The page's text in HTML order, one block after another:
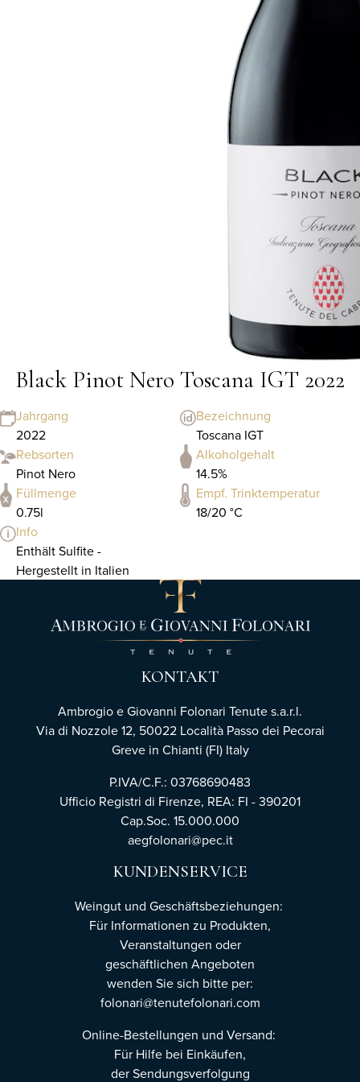
Black Pinot Nero Toscana IGT 2022
Jahrgang
2022
Bezeichnung
Toscana IGT
Rebsorten
Pinot Nero
Alkoholgehalt
14.5%
Füllmenge
0.75l
Empf. Trinktemperatur
18/20 °C
Info
Enthält Sulfite -
Hergestellt in Italien
KONTAKT
Ambrogio e Giovanni Folonari Tenute s.a.r.l.
Via di Nozzole 12, 50022 Località Passo dei Pecorai
Greve in Chianti (FI) Italy
P.IVA/C.F.: 03768690483
Ufficio Registri di Firenze, REA: FI - 390201
Cap.Soc. 15.000.000
aegfolonari@pec.it
KUNDENSERVICE
Weingut und Geschäftsbeziehungen:
Für Informationen zu Produkten,
Veranstaltungen oder
geschäftlichen Angeboten
wenden Sie sich bitte per:
folonari@tenutefolonari.com
Online-Bestellungen und Versand:
Für Hilfe bei Einkäufen,
der Sendungsverfolgung